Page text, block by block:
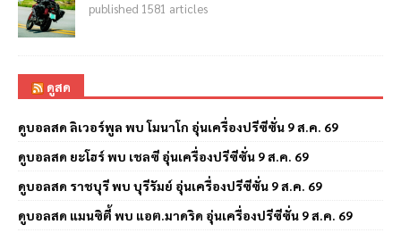
published 1581 articles
ดูสด
ดูบอลสด ลิเวอร์พูล พบ โมนาโก อุ่นเครื่องปรีซีซั่น 9 ส.ค. 69
ดูบอลสด ยะโฮร์ พบ เชลซี อุ่นเครื่องปรีซีซั่น 9 ส.ค. 69
ดูบอลสด ราชบุรี พบ บุรีรัมย์ อุ่นเครื่องปรีซีซั่น 9 ส.ค. 69
ดูบอลสด แมนซิตี้ พบ แอต.มาดริด อุ่นเครื่องปรีซีซั่น 9 ส.ค. 69